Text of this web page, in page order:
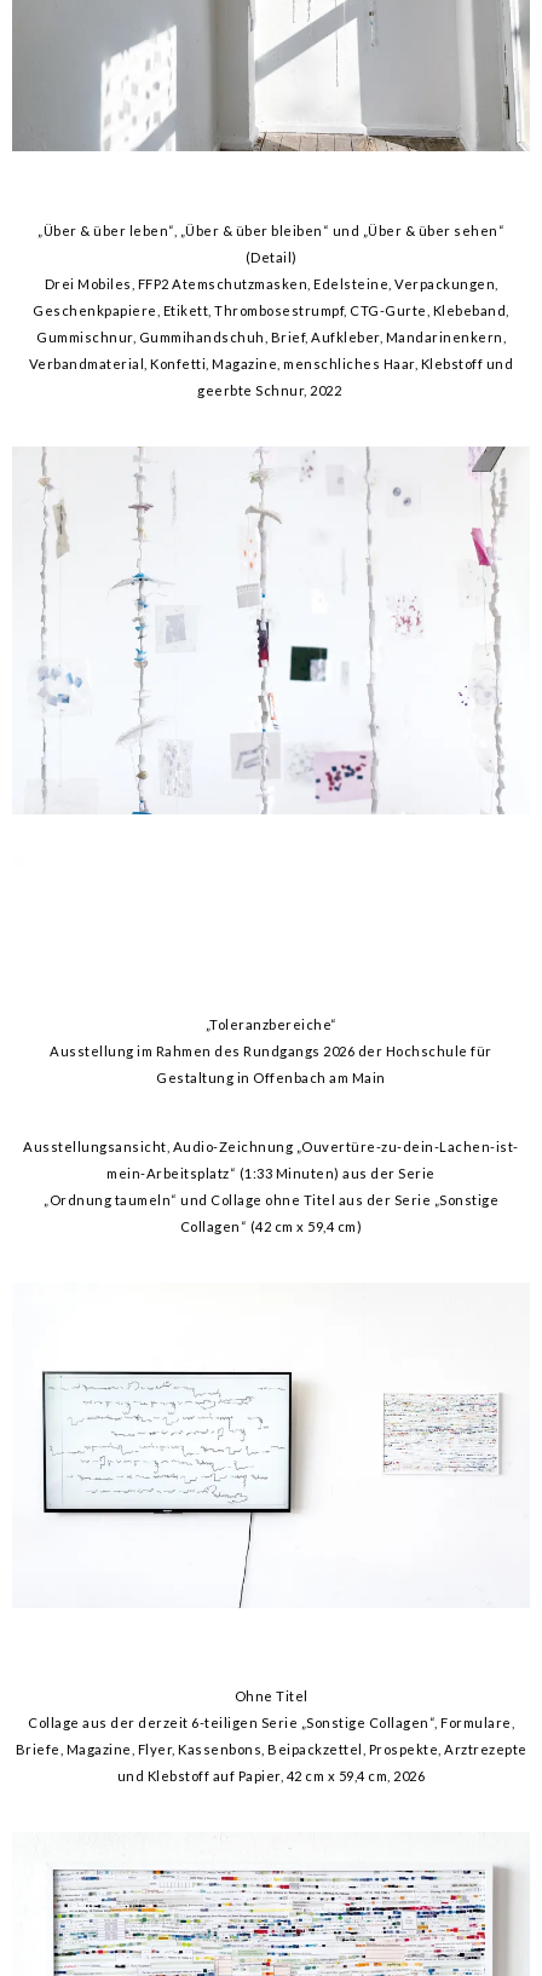
„Über & über leben“, „Über & über bleiben“ und „Über & über sehen“
(Detail)
Drei Mobiles, FFP2 Atemschutzmasken, Edelsteine, Verpackungen,
Geschenkpapiere, Etikett, Thrombosestrumpf, CTG-Gurte, Klebeband,
Gummischnur, Gummihandschuh, Brief, Aufkleber, Mandarinenkern,
Verbandmaterial, Konfetti, Magazine, menschliches Haar, Klebstoff und
geerbte Schnur, 2022
„Toleranzbereiche“
Ausstellung im Rahmen des Rundgangs 2026 der Hochschule für
Gestaltung in Offenbach am Main
Ausstellungsansicht, Audio-Zeichnung „Ouvertüre-zu-dein-Lachen-ist-
mein-Arbeitsplatz“ (1:33 Minuten) aus der Serie
„Ordnung taumeln“ und Collage ohne Titel aus der Serie „Sonstige
Collagen“ (42 cm x 59,4 cm)
Ohne Titel
Collage aus der derzeit 6-teiligen Serie „Sonstige Collagen“, Formulare,
Briefe, Magazine, Flyer, Kassenbons, Beipackzettel, Prospekte, Arztrezepte
und Klebstoff auf Papier, 42 cm x 59,4 cm, 2026